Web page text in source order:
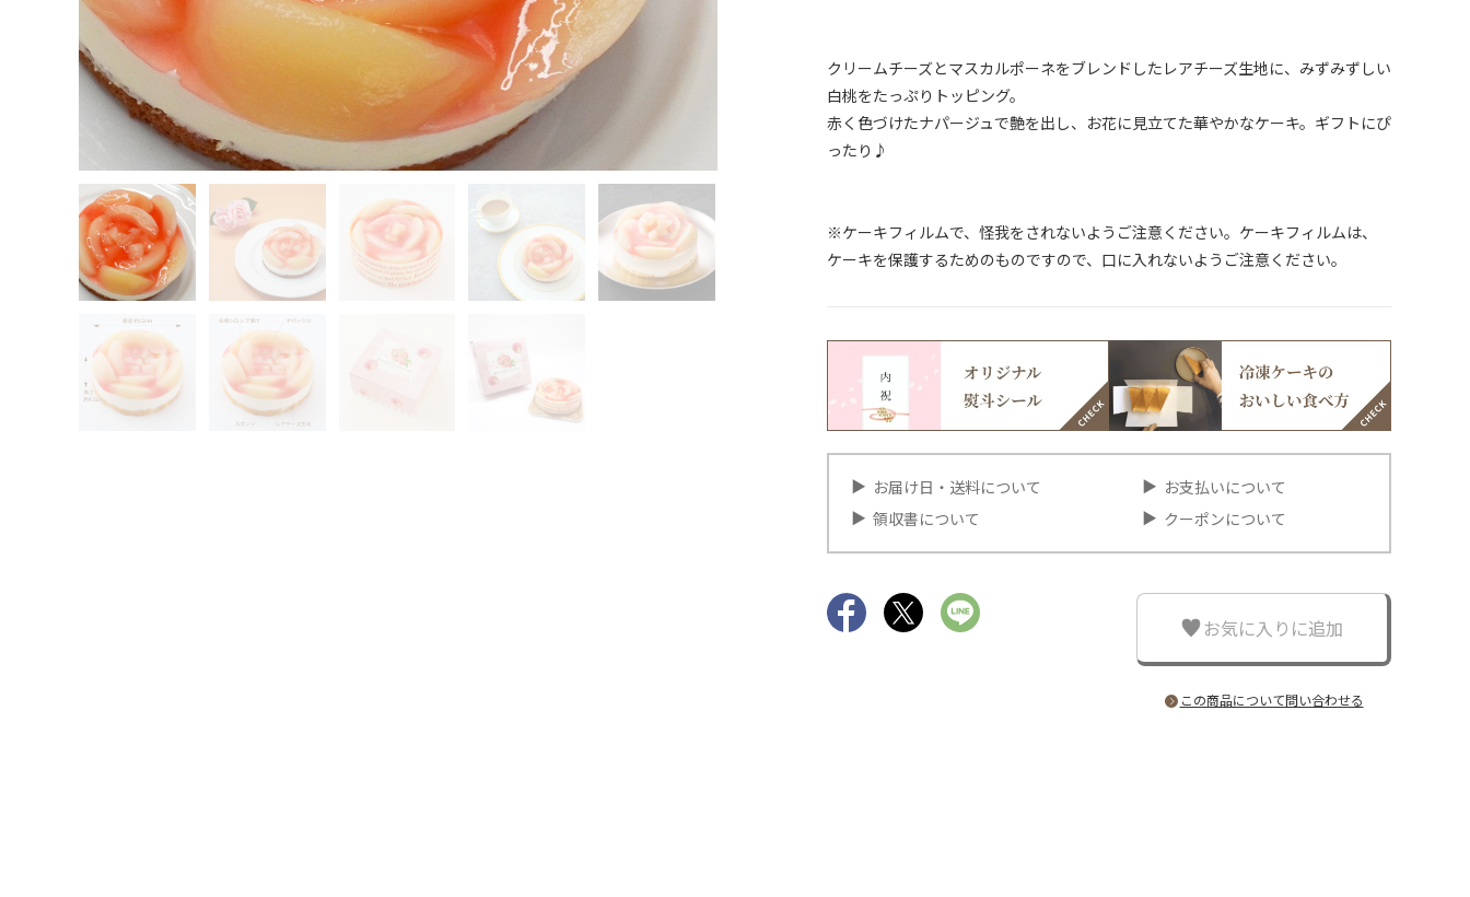
クリームチーズとマスカルポーネをブレンドしたレアチーズ生地に、みずみずしい
白桃をたっぷりトッピング。
赤く色づけたナパージュで艶を出し、お花に見立てた華やかなケーキ。ギフトにぴ
ったり♪
※ケーキフィルムで、怪我をされないようご注意ください。ケーキフィルムは、
ケーキを保護するためのものですので、口に入れないようご注意ください。
お届け日・送料について
お支払いについて
領収書について
クーポンについて
お気に入りに追加
この商品について問い合わせる